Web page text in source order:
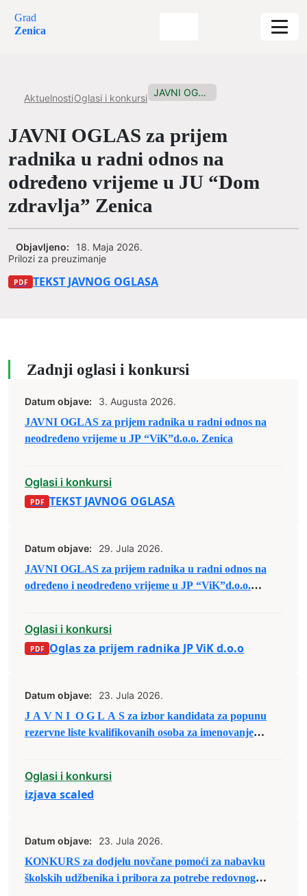
Grad
Zenica
AktuelnostiOglasi i konkursi JAVNI OGLAS za prijem radnika...
JAVNI OGLAS za prijem
radnika u radni odnos na
određeno vrijeme u JU “Dom
zdravlja” Zenica
Prilozi za preuzimanje
TEKST JAVNOG OGLASA
Objavljeno: 18. Maja 2026.
Zadnji oglasi i konkursi
Datum objave:
3. Augusta 2026.
JAVNI OGLAS za prijem radnika u radni odnos na
neodređeno vrijeme u JP “ViK”d.o.o. Zenica
Oglasi i konkursi
TEKST JAVNOG OGLASA
Datum objave:
29. Jula 2026.
JAVNI OGLAS za prijem radnika u radni odnos na
određeno i neodređeno vrijeme u JP “ViK”d.o.o.
Oglasi i konkursi
Oglas za prijem radnika JP ViK d.o.o
Datum objave:
23. Jula 2026.
J A V N I O G L A S za izbor kandidata za popunu
rezervne liste kvalifikovanih osoba za imenovanje
Oglasi i konkursi
izjava scaled
Datum objave:
23. Jula 2026.
KONKURS za dodjelu novčane pomoći za nabavku
školskih udžbenika i pribora za potrebe redovnog